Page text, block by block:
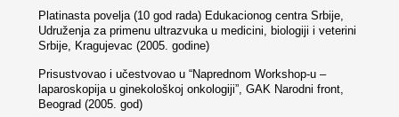
Platinasta povelja (10 god rada) Edukacionog centra Srbije,
Udruženja za primenu ultrazvuka u medicini, biologiji i veterini
Srbije, Kragujevac (2005. godine)
Prisustvovao i učestvovao u “Naprednom Workshop-u –
laparoskopija u ginekološkoj onkologiji”, GAK Narodni front,
Beograd (2005. god)